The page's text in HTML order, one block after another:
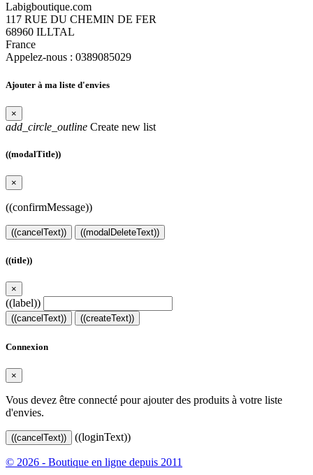
Labigboutique.com
117 RUE DU CHEMIN DE FER
68960 ILLTAL
France
Appelez-nous : 0389085029
Ajouter à ma liste d'envies
×
add_circle_outline Create new list
((modalTitle))
×
((confirmMessage))
((cancelText)) ((modalDeleteText))
((title))
×
((label))
((cancelText)) ((createText))
Connexion
×
Vous devez être connecté pour ajouter des produits à votre liste
d'envies.
((cancelText)) ((loginText))
© 2026 - Boutique en ligne depuis 2011